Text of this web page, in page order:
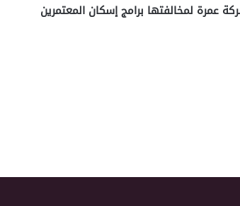
عمرة لمخالفتها برامج إسكان المعتمرين